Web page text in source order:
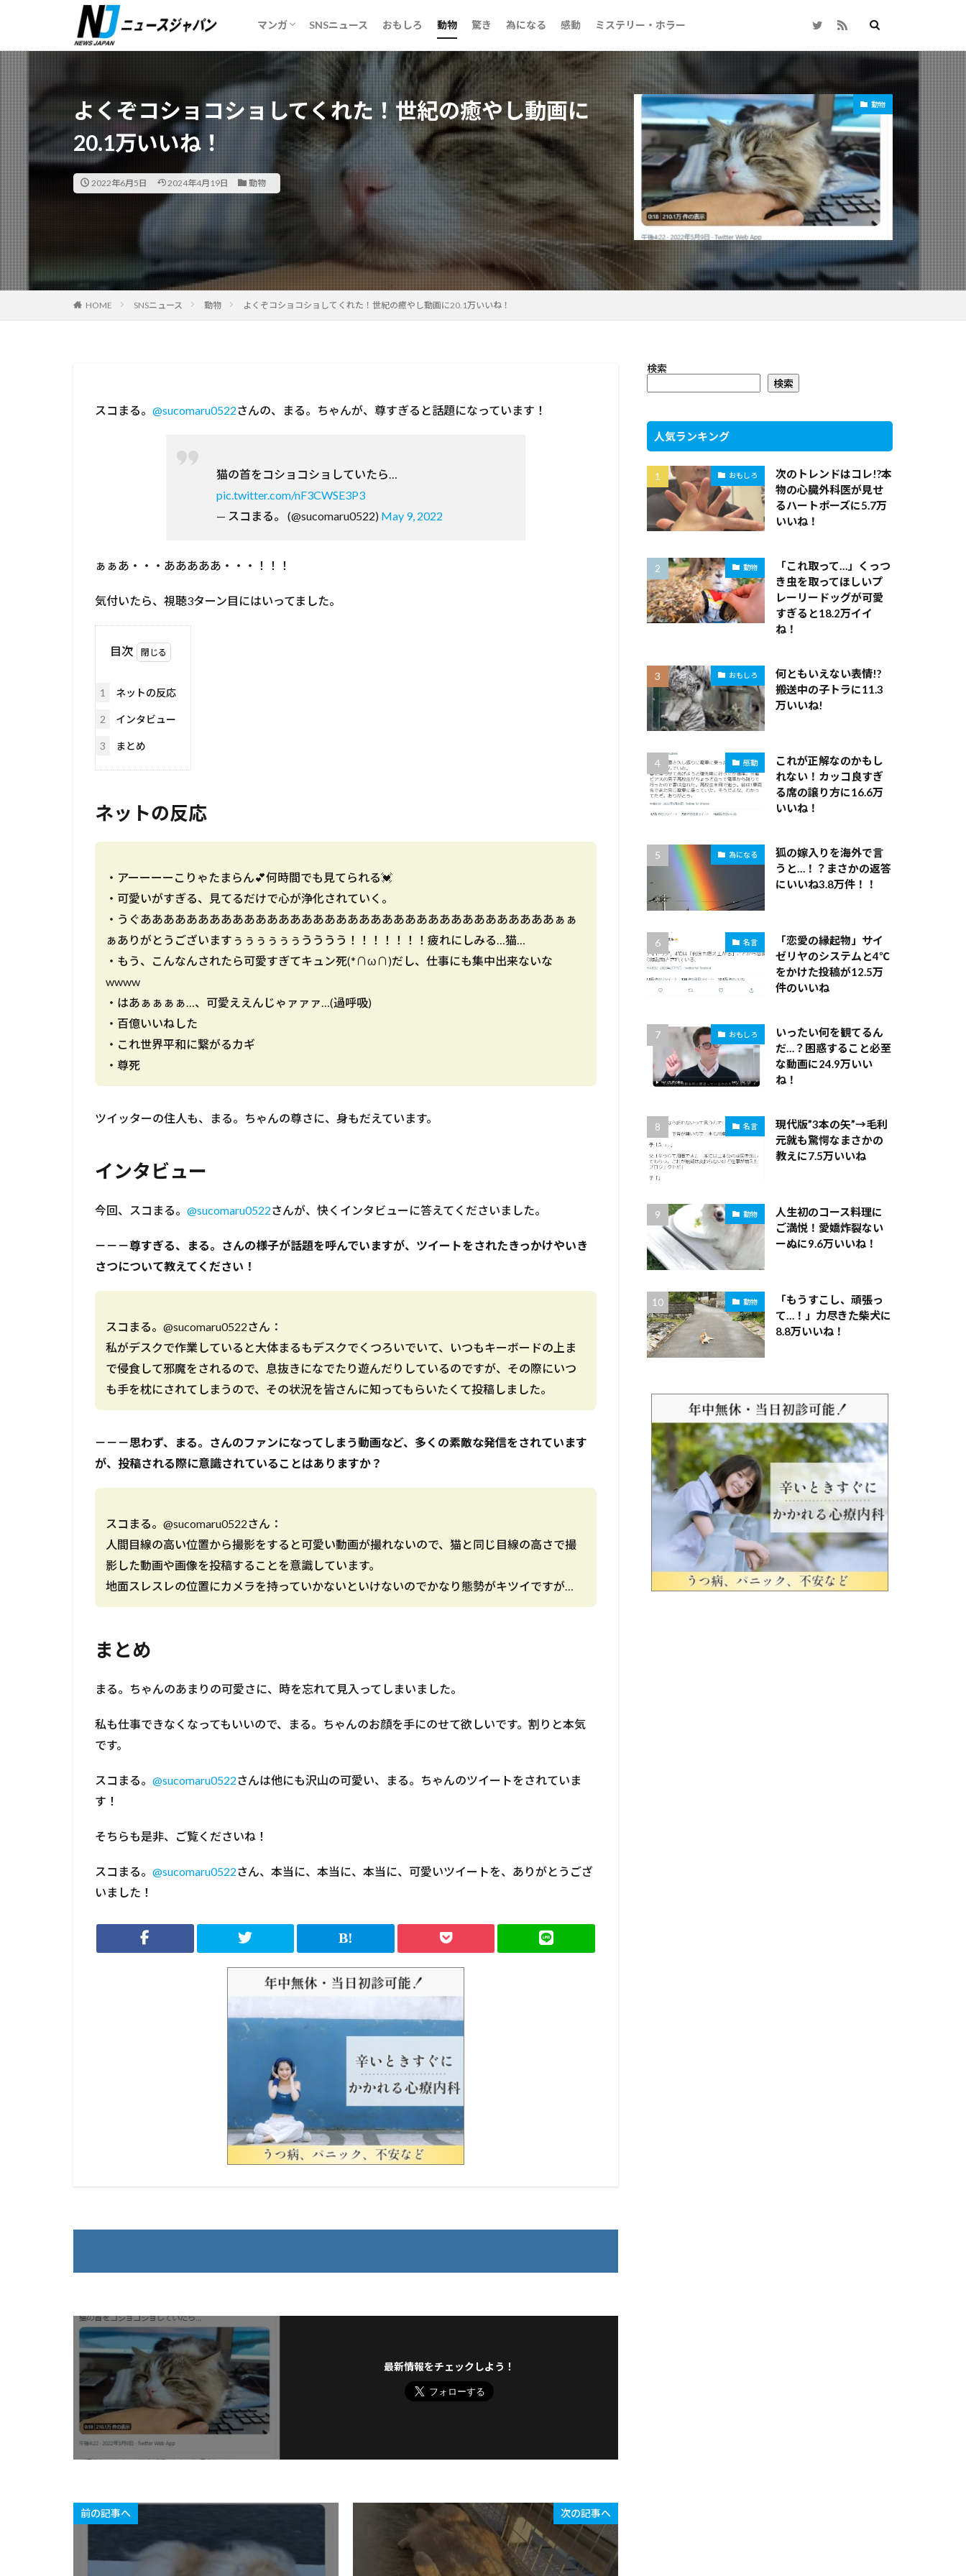
マンガ
妻で心が安らいだ話
ギリギリメンタル御影先生
SNSニュース おもしろ 動物 驚き 為になる 感動 ミステリー・ホラー
よくぞコショコショしてくれた！世紀の癒やし動画に
20.1万いいね！
2022年6月5日 2024年4月19日 動物
動物
HOME SNSニュース 動物 よくぞコショコショしてくれた！世紀の癒やし動画に20.1万いいね！
スコまる。 @sucomaru0522さんの、まる。ちゃんが、尊すぎると話題になっています！
猫の首をコショコショしていたら…
pic.twitter.com/nF3CWSE3P3
— スコまる。 (@sucomaru0522) May 9, 2022
ぁぁあ・・・あああああ・・・！！！
気付いたら、視聴3ターン目にはいってました。
目次
1 ネットの反応
2 インタビュー
3 まとめ
ネットの反応
・アーーーーこりゃたまらん💕何時間でも見てられる💓
・可愛いがすぎる、見てるだけで心が浄化されていく。
・うぐああああああああああああああああああああああああああああああああああああぁぁ
ぁありがとうございますぅぅぅぅぅぅうううう！！！！！！！疲れにしみる…猫…
・もう、こんなんされたら可愛すぎてキュン死(*∩ω∩)だし、仕事にも集中出来ないな
wwww
・はあぁぁぁぁ…、可愛ええんじゃァァァ…(過呼吸)
・百億いいねした
・これ世界平和に繋がるカギ
・尊死
ツイッターの住人も、まる。ちゃんの尊さに、身もだえています。
インタビュー
今回、スコまる。 @sucomaru0522さんが、快くインタビューに答えてくださいました。
－－－尊すぎる、まる。さんの様子が話題を呼んでいますが、ツイートをされたきっかけやいき
さつについて教えてください！
スコまる。@sucomaru0522さん：
私がデスクで作業していると大体まるもデスクでくつろいでいて、いつもキーボードの上ま
で侵食して邪魔をされるので、息抜きになでたり遊んだりしているのですが、その際にいつ
も手を枕にされてしまうので、その状況を皆さんに知ってもらいたくて投稿しました。
－－－思わず、まる。さんのファンになってしまう動画など、多くの素敵な発信をされています
が、投稿される際に意識されていることはありますか？
スコまる。@sucomaru0522さん：
人間目線の高い位置から撮影をすると可愛い動画が撮れないので、猫と同じ目線の高さで撮
影した動画や画像を投稿することを意識しています。
地面スレスレの位置にカメラを持っていかないといけないのでかなり態勢がキツイですが…
まとめ
まる。ちゃんのあまりの可愛さに、時を忘れて見入ってしまいました。
私も仕事できなくなってもいいので、まる。ちゃんのお顔を手にのせて欲しいです。割りと本気
です。
スコまる。 @sucomaru0522さんは他にも沢山の可愛い、まる。ちゃんのツイートをされていま
す！
そちらも是非、ご覧くださいね！
スコまる。 @sucomaru0522さん、本当に、本当に、本当に、可愛いツイートを、ありがとうござ
いました！
最新情報をチェックしよう！
前の記事へ 次の記事へ
検索
検索
人気ランキング
おもしろ
次のトレンドはコレ!?本
物の心臓外科医が見せ
るハートポーズに5.7万
いいね！
動物
「これ取って…」くっつ
き虫を取ってほしいプ
レーリードッグが可愛
すぎると18.2万イイ
ね！
おもしろ
何ともいえない表情!?
搬送中の子トラに11.3
万いいね!
感動
これが正解なのかもし
れない！カッコ良すぎ
る席の譲り方に16.6万
いいね！
為になる
狐の嫁入りを海外で言
うと…！？まさかの返答
にいいね3.8万件！！
名言
「恋愛の縁起物」サイ
ゼリヤのシステムと4℃
をかけた投稿が12.5万
件のいいね
おもしろ
いったい何を観てるん
だ…？困惑すること必至
な動画に24.9万いい
ね！
名言
現代版”3本の矢”→毛利
元就も驚愕なまさかの
教えに7.5万いいね
動物
人生初のコース料理に
ご満悦！愛嬌炸裂ない
ーぬに9.6万いいね！
動物
「もうすこし、頑張っ
て…！」力尽きた柴犬に
8.8万いいね！
カテゴリー
検索